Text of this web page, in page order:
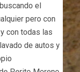
el
pero con
con todas las
de autos y